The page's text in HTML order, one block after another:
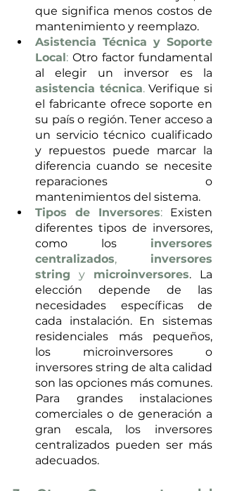
que significa menos costos de
mantenimiento y reemplazo.
Asistencia Técnica y Soporte
Local: Otro factor fundamental
asistencia técnica. Verifique si
el fabricante ofrece soporte en
su país o región. Tener acceso a
un servicio técnico cualificado
y repuestos puede marcar la
diferencia cuando se necesite
reparaciones o
mantenimientos del sistema.
Tipos de Inversores: Existen
diferentes tipos de inversores,
como los inversores
centralizados, inversores
string y microinversores. La
elección depende de las
necesidades específicas de
cada instalación. En sistemas
residenciales más pequeños,
los microinversores o
inversores string de alta calidad
son las opciones más comunes.
Para grandes instalaciones
comerciales o de generación a
gran escala, los inversores
centralizados pueden ser más
adecuados.